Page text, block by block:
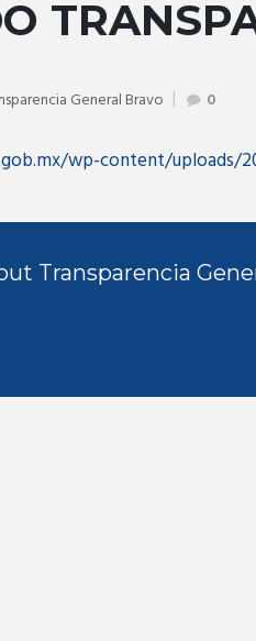
General Bravo 0
wp-content/uploads/
Transparencia